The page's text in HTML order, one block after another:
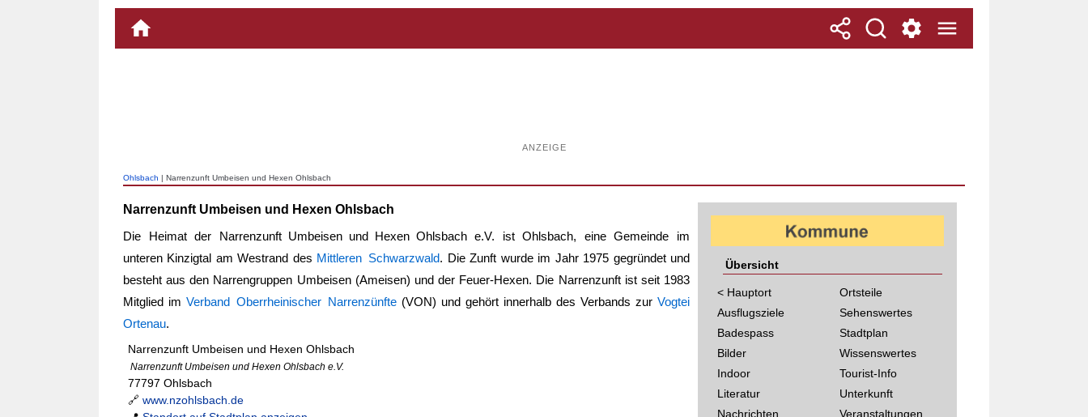
ANZEIGE
Ohlsbach | Narrenzunft Umbeisen und Hexen Ohlsbach
Narrenzunft Umbeisen und Hexen Ohlsbach
Die Heimat der Narrenzunft Umbeisen und Hexen Ohlsbache.V. ist Ohlsbach, eine Gemeinde im
unteren Kinzigtal am Westrand des Mittleren Schwarzwald. Die Zunft wurde im Jahr 1975 gegründet und
besteht aus den Narrengruppen Umbeisen (Ameisen) und der Feuer-Hexen. Die Narrenzunft ist seit 1983
Mitglied im Verband Oberrheinischer Narrenzünfte (VON) und gehört innerhalb des Verbands zur Vogtei
Ortenau.
Narrenzunft Umbeisen und Hexen Ohlsbach
Narrenzunft Umbeisen und Hexen Ohlsbach e.V.
77797 Ohlsbach
🔗 www.nzohlsbach.de
Übersicht
< Hauptort
Ausflugsziele
Badespass
Bilder
Indoor
Literatur
Nachrichten
Ortsteile
Sehenswertes
Stadtplan
Wissenswertes
Tourist-Info
Unterkunft
Veranstaltungen